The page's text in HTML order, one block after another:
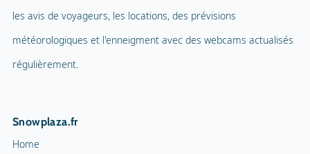
les avis de voyageurs, les locations, des prévisions
météorologiques et l'enneigment avec des webcams actualisés
régulièrement.
Snowplaza.fr
Home